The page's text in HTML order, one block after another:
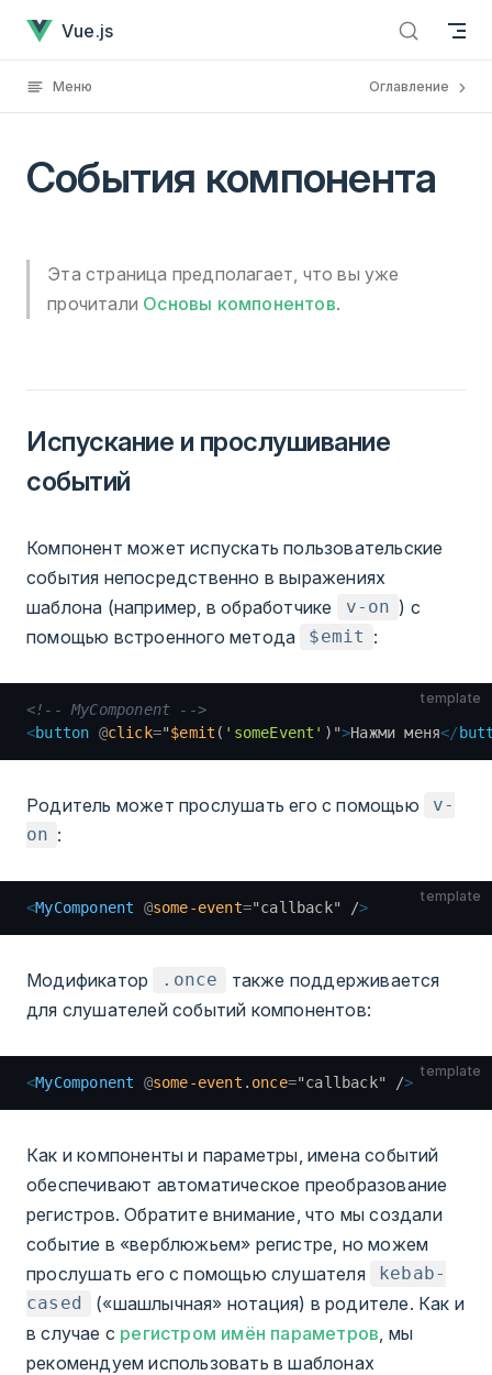
Перейти к содержанию
Vue.js
Меню Оглавление
События компонента
Эта страница предполагает, что вы уже
прочитали Основы компонентов.
Испускание и прослушивание
событий
Компонент может испускать пользовательские
события непосредственно в выражениях
шаблона (например, в обработчике
v-on ) с
помощью встроенного метода
$emit :
template
<!-- MyComponent -->
<button @click="$emit ( 'someEvent' ) ">Нажми меня</
Родитель может прослушать его с помощью
v-
on :
template
<MyComponent @some-event="callback" />
Модификатор .once
также поддерживается
для слушателей событий компонентов:
template
<MyComponent @some-event . once="callback" />
Как и компоненты и параметры, имена событий
обеспечивают автоматическое преобразование
регистров. Обратите внимание, что мы создали
событие в «верблюжьем» регистре, но можем
прослушать его с помощью слушателя
kebab-
cased
(«шашлычная» нотация) в родителе. Как и
в случае с регистром имён параметров , мы
рекомендуем использовать в шаблонах